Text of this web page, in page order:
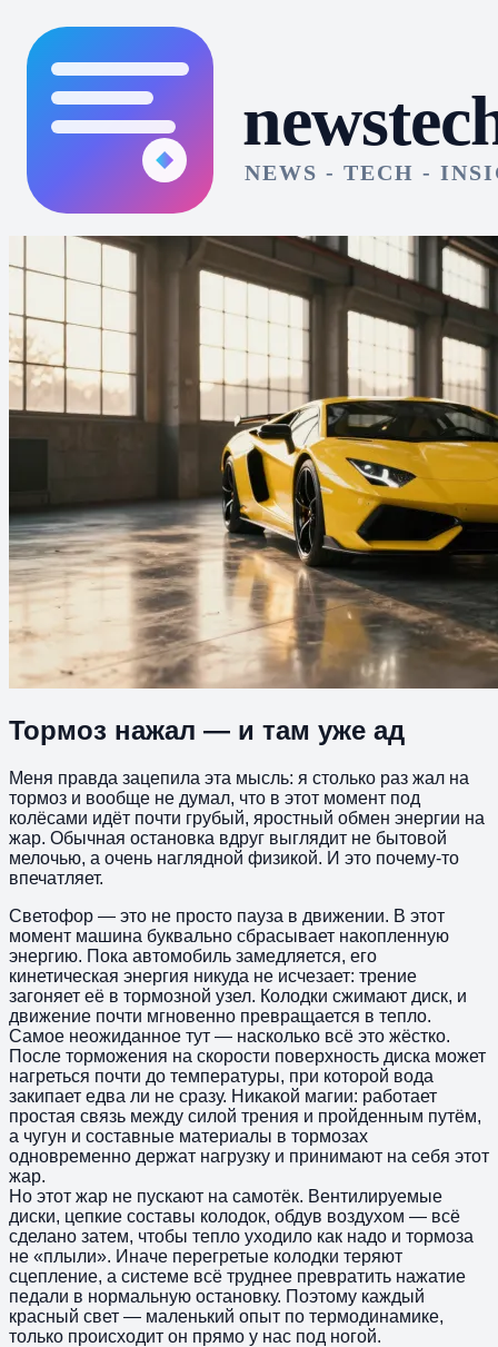
Тормоз нажал — и там уже ад
Меня правда зацепила эта мысль: я столько раз жал на
тормоз и вообще не думал, что в этот момент под
колёсами идёт почти грубый, яростный обмен энергии на
жар. Обычная остановка вдруг выглядит не бытовой
мелочью, а очень наглядной физикой. И это почему-то
впечатляет.
Светофор — это не просто пауза в движении. В этот
момент машина буквально сбрасывает накопленную
энергию. Пока автомобиль замедляется, его
кинетическая энергия никуда не исчезает: трение
загоняет её в тормозной узел. Колодки сжимают диск, и
движение почти мгновенно превращается в тепло.
Самое неожиданное тут — насколько всё это жёстко.
После торможения на скорости поверхность диска может
нагреться почти до температуры, при которой вода
закипает едва ли не сразу. Никакой магии: работает
простая связь между силой трения и пройденным путём,
а чугун и составные материалы в тормозах
одновременно держат нагрузку и принимают на себя этот
жар.
Но этот жар не пускают на самотёк. Вентилируемые
диски, цепкие составы колодок, обдув воздухом — всё
сделано затем, чтобы тепло уходило как надо и тормоза
не «плыли». Иначе перегретые колодки теряют
сцепление, а системе всё труднее превратить нажатие
педали в нормальную остановку. Поэтому каждый
красный свет — маленький опыт по термодинамике,
только происходит он прямо у нас под ногой.